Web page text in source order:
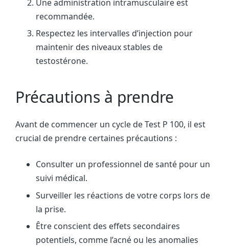
Une administration intramusculaire est
recommandée.
Respectez les intervalles d’injection pour
maintenir des niveaux stables de
testostérone.
Précautions à prendre
Avant de commencer un cycle de Test P 100, il est
crucial de prendre certaines précautions :
Consulter un professionnel de santé pour un
suivi médical.
Surveiller les réactions de votre corps lors de
la prise.
Être conscient des effets secondaires
potentiels, comme l’acné ou les anomalies